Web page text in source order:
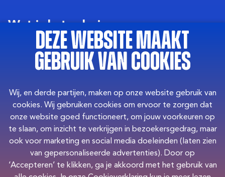
Deze website maakt
gebruik van cookies
Wij, en derde partijen, maken op onze website gebruik van
cookies. Wij gebruiken cookies om ervoor te zorgen dat
onze website goed functioneert, om jouw voorkeuren op
te slaan, om inzicht te verkrijgen in bezoekersgedrag, maar
ook voor marketing en social media doeleinden (laten zien
van gepersonaliseerde advertenties). Door op
‘Accepteren’ te klikken, ga je akkoord met het gebruik van
Wat is het salaris van een
applicatiebeheerder?
Het salaris van een applicatiebeheerder hangt af van
je rekenen op een salaris van ongeveer € 2.400. Naarmate
je meer ervaring opdoet, kan dit oplopen tot een salaris
van € 4.500 of meer.
Welke opleiding is nodig voor
een functie als
applicatiebeheerder?
Voor de functie van applicatiebeheerder is geen
specifieke opleiding vereist. Wat belangrijker is, zijn de
competenties en vaardigheden die je meebrengt.
Affiniteit met IT en een combinatie van technisch inzicht
Waar kun je werken als
applicatiebeheerder?
Applicatiebeheerders zijn in verschillende sectoren en